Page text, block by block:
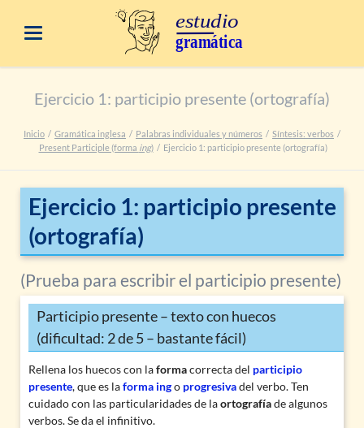
Ejercicio 1: participio presente (ortografía)
Inicio Gramática inglesa Palabras individuales y números
Síntesis: verbos
Present Participle (forma ing) Ejercicio 1: participio presente (ortografía)
Ejercicio 1: participio presente
(ortografía)
(Prueba para escribir el participio presente)
Participio presente – texto con huecos
(dificultad: 2 de 5 – bastante fácil)
Rellena los huecos con laformacorrecta del participio
presente, que es laforma ingo progresivadel verbo. Ten
cuidado con las particularidades de laortografíade algunos
verbos. Se da el infinitivo.